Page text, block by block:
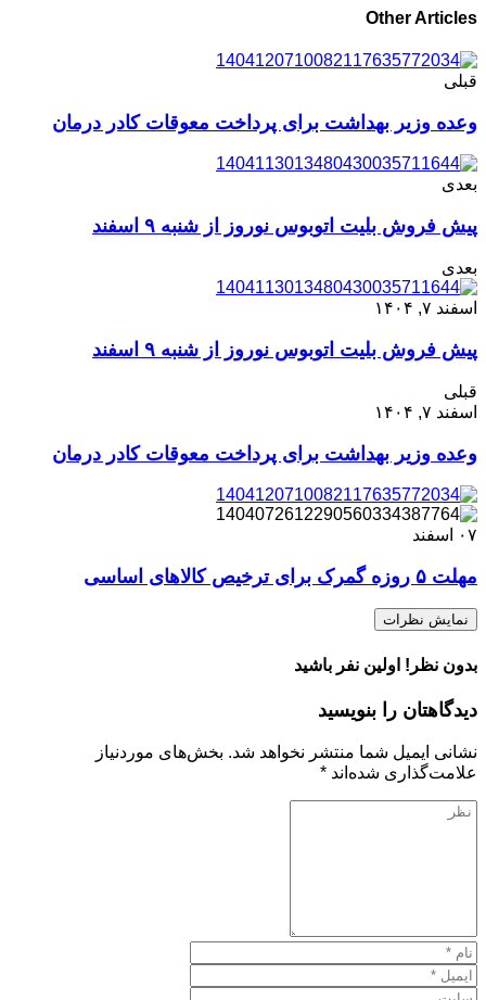
Other Articles
قبلی
وعده وزیر بهداشت برای پرداخت معوقات کادر درمان
بعدی
پیش فروش بلیت اتوبوس نوروز از شنبه ۹ اسفند
بعدی
اسفند ۷, ۱۴۰۴
پیش فروش بلیت اتوبوس نوروز از شنبه ۹ اسفند
قبلی
اسفند ۷, ۱۴۰۴
وعده وزیر بهداشت برای پرداخت معوقات کادر درمان
۰۷ اسفند
مهلت ۵ روزه گمرک برای ترخیص کالا‌های اساسی
نمایش نظرات
بدون نظر! اولین نفر باشید
دیدگاهتان را بنویسید
نشانی ایمیل شما منتشر نخواهد شد. بخش‌های موردنیاز
علامت‌گذاری شده‌اند *